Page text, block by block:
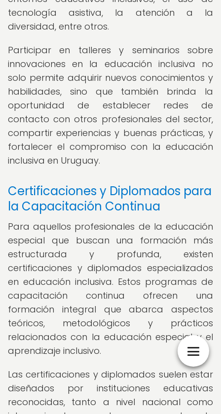
tecnología asistiva, la atención a la
diversidad, entre otros.
Participar en talleres y seminarios sobre
innovaciones en la educación inclusiva no
solo permite adquirir nuevos conocimientos y
habilidades, sino que también brinda la
oportunidad de establecer redes de
contacto con otros profesionales del sector,
compartir experiencias y buenas prácticas, y
fortalecer el compromiso con la educación
inclusiva en Uruguay.
Certificaciones y Diplomados para
la Capacitación Continua
Para aquellos profesionales de la educación
especial que buscan una formación más
estructurada y profunda, existen
certificaciones y diplomados especializados
en educación inclusiva. Estos programas de
capacitación continua ofrecen una
formación integral que abarca aspectos
teóricos, metodológicos y prácticos
relacionados con la educación especial y el
aprendizaje inclusivo.
Las certificaciones y diplomados suelen estar
diseñados por instituciones educativas
reconocidas, tanto a nivel nacional como